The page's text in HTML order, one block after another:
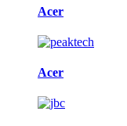
Acer
Acer